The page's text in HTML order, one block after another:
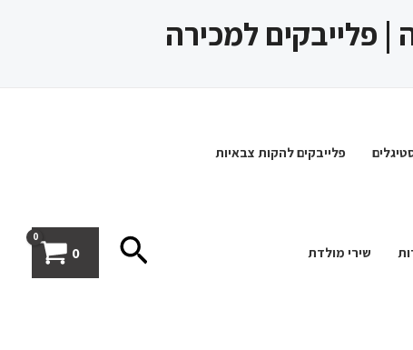
| פלייבקים למכירה
פלייבקים להקות צבאיות
שירי מולדת חיפוש0